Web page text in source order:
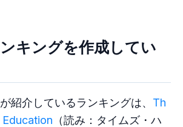
キングを作成してい
紹介しているランキングは、 Th
（読み：タイムズ・ハ